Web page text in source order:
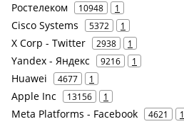
Ростелеком 10948 1
Cisco Systems 5372 1
X Corp - Twitter 2938 1
Yandex - Яндекс 9216 1
Huawei 4677 1
Apple Inc 13156 1
Meta Platforms - Facebook 4621 1